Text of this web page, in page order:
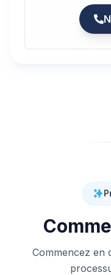
Commencez en